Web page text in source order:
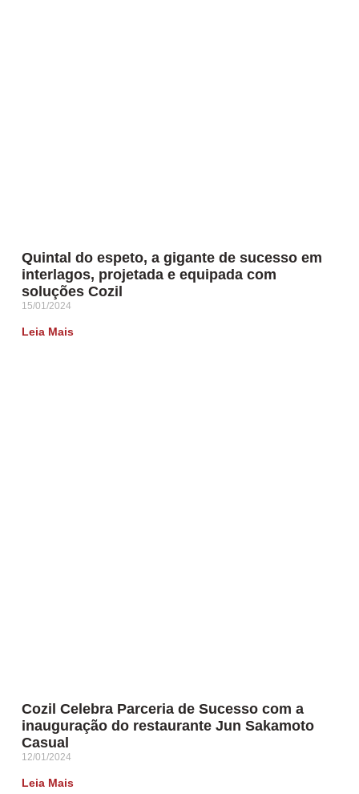
Quintal do espeto, a gigante de sucesso em
interlagos, projetada e equipada com
soluções Cozil
15/01/2024
Leia Mais
Cozil Celebra Parceria de Sucesso com a
inauguração do restaurante Jun Sakamoto
Casual
12/01/2024
Leia Mais